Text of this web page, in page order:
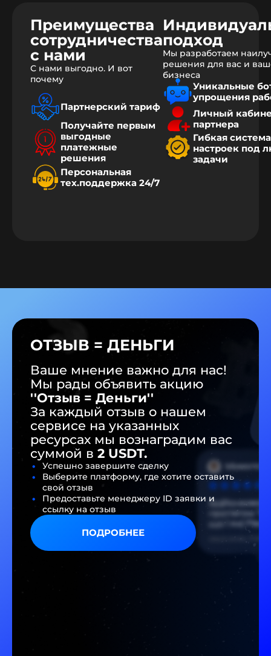
Преимущества
сотрудничества
с нами
С нами выгодно. И вот
почему
Партнерский тариф
Получайте первым
выгодные
платежные
решения
Персональная
тех.поддержка 24/7
подход
Мы разработаем
решения для вас и
бизнеса
Уникальные
упрощения
Личный
партнера
Гибкая система
настроек под
задачи
ОТЗЫВ = ДЕНЬГИ
Ваше мнение важно для нас!
Мы рады объявить акцию
''Отзыв = Деньги''
За каждый отзыв о нашем
сервисе на указанных
ресурсах мы вознаградим ваc
суммой в 2 USDT.
Успешно завершите сделку
Выберите платформу, где хотите оставить
свой отзыв
Предоставьте менеджеру ID заявки и
ссылку на отзыв
ПОДРОБНЕЕ